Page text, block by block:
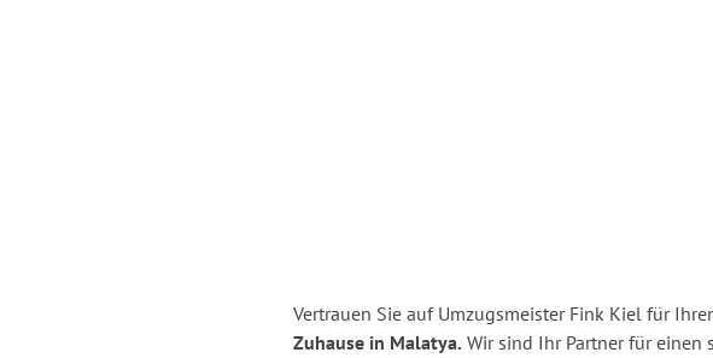
Vertrauen Sie auf Umzugsmeister Fink Kiel für
Zuhause in Malatya. Wir sind Ihr Partner für einen